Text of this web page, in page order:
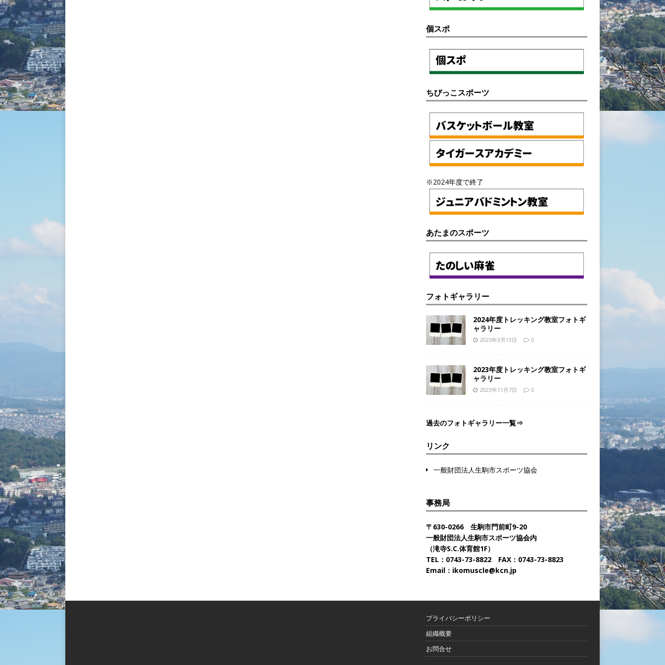
個スポ
ちびっこスポーツ
※2024年度で終了
あたまのスポーツ
フォトギャラリー
2024年度トレッキング教室フォトギ
ャラリー
2025年3月13日 0
2023年度トレッキング教室フォトギ
ャラリー
2023年11月7日 0
過去のフォトギャラリー一覧⇒
リンク
一般財団法人生駒市スポーツ協会
事務局
〒630-0266 生駒市門前町9-20
一般財団法人生駒市スポーツ協会内
（滝寺S.C.体育館1F）
TEL：0743-73-8822 FAX：0743-73-8823
Email：ikomuscle@kcn.jp
プライバシーポリシー
組織概要
お問合せ